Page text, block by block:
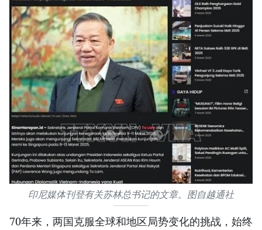
印尼媒体刊登有关苏林总书记的文章。图自越通社
70年来，两国克服全球和地区局势变化的挑战，始终